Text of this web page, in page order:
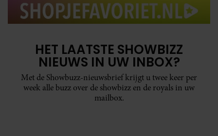
HET LAATSTE SHOWBIZZ
NIEUWS IN UW INBOX?
Met de Showbuzz-nieuwsbrief krijgt u twee keer per
week alle buzz over de showbizz en de royals in uw
mailbox.